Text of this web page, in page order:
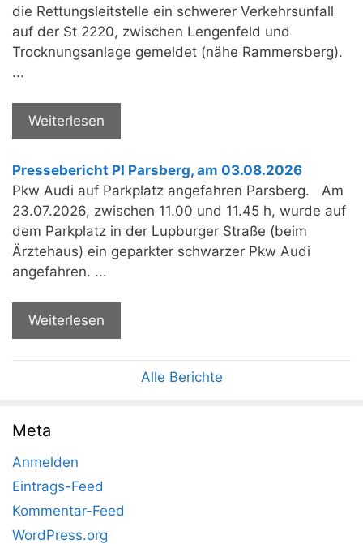
die Rettungsleitstelle ein schwerer Verkehrsunfall
auf der St 2220, zwischen Lengenfeld und
Trocknungsanlage gemeldet (nähe Rammersberg).
...
Weiterlesen
Pressebericht PI Parsberg, am 03.08.2026
Pkw Audi auf Parkplatz angefahren Parsberg. Am
23.07.2026, zwischen 11.00 und 11.45 h, wurde auf
dem Parkplatz in der Lupburger Straße (beim
Ärztehaus) ein geparkter schwarzer Pkw Audi
angefahren. ...
Weiterlesen
Alle Berichte
Meta
Anmelden
Eintrags-Feed
Kommentar-Feed
WordPress.org